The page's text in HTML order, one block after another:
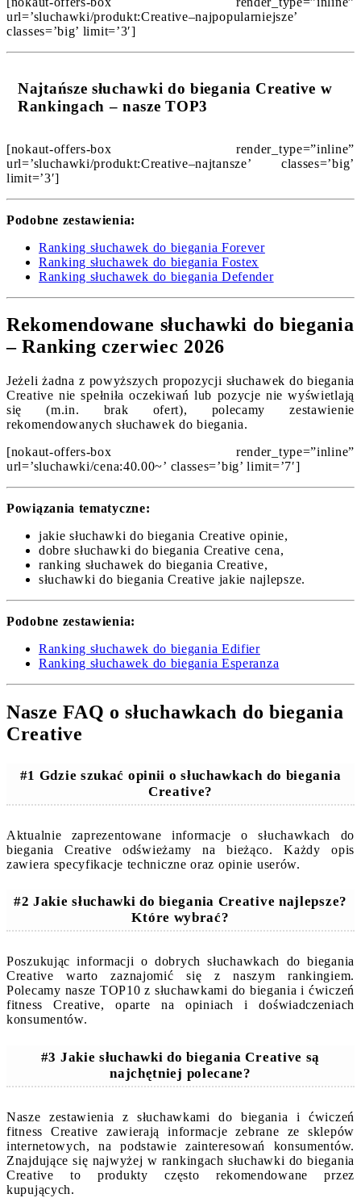
url=’sluchawki/produkt:Creative–najpopularniejsze’
classes=’big’ limit=’3′]
Najtańsze słuchawki do biegania Creative w
Rankingach – nasze TOP3
[nokaut-offers-box render_type=”inline”
url=’sluchawki/produkt:Creative–najtansze’ classes=’big’
limit=’3′]
Podobne zestawienia:
Ranking słuchawek do biegania Forever
Ranking słuchawek do biegania Fostex
Ranking słuchawek do biegania Defender
Rekomendowane słuchawki do biegania
– Ranking czerwiec 2026
Jeżeli żadna z powyższych propozycji słuchawek do biegania
Creative nie spełniła oczekiwań lub pozycje nie wyświetlają
się (m.in. brak ofert), polecamy zestawienie
rekomendowanych słuchawek do biegania.
[nokaut-offers-box render_type=”inline”
url=’sluchawki/cena:40.00~’ classes=’big’ limit=’7′]
Powiązania tematyczne:
jakie słuchawki do biegania Creative opinie,
dobre słuchawki do biegania Creative cena,
ranking słuchawek do biegania Creative,
słuchawki do biegania Creative jakie najlepsze.
Podobne zestawienia:
Ranking słuchawek do biegania Edifier
Ranking słuchawek do biegania Esperanza
Nasze FAQ o słuchawkach do biegania
Creative
#1 Gdzie szukać opinii o słuchawkach do biegania
Creative?
Aktualnie zaprezentowane informacje o słuchawkach do
biegania Creative odświeżamy na bieżąco. Każdy opis
zawiera specyfikacje techniczne oraz opinie userów.
#2 Jakie słuchawki do biegania Creative najlepsze?
Które wybrać?
Poszukując informacji o dobrych słuchawkach do biegania
Creative warto zaznajomić się z naszym rankingiem.
Polecamy nasze TOP10 z słuchawkami do biegania i ćwiczeń
fitness Creative, oparte na opiniach i doświadczeniach
konsumentów.
#3 Jakie słuchawki do biegania Creative są
najchętniej polecane?
Nasze zestawienia z słuchawkami do biegania i ćwiczeń
fitness Creative zawierają informacje zebrane ze sklepów
internetowych, na podstawie zainteresowań konsumentów.
Znajdujące się najwyżej w rankingach słuchawki do biegania
Creative to produkty często rekomendowane przez
kupujących.